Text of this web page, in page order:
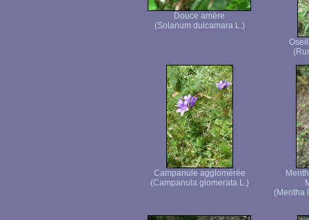
Douce amère
(Solanum dulcamara L.)
Campanule agglomérée
(Campanula glomerata L.)
(Mentha